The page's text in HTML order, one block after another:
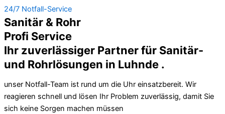
24/7 Notfall-Service
Sanitär & Rohr
Profi Service
Ihr zuverlässiger Partner für Sanitär-
und Rohrlösungen in Luhnde .
unser Notfall-Team ist rund um die Uhr einsatzbereit. Wir
reagieren schnell und lösen Ihr Problem zuverlässig, damit Sie
sich keine Sorgen machen müssen